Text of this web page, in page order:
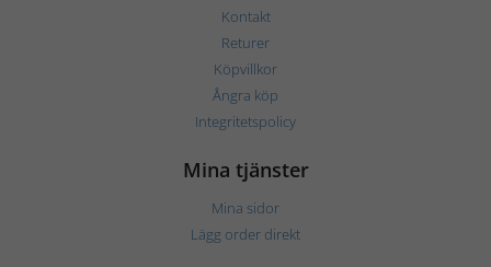
Kontakt
Returer
Köpvillkor
Ångra köp
Integritetspolicy
Mina tjänster
Mina sidor
Lägg order direkt